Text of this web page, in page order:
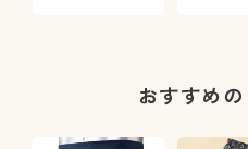
おすすめ